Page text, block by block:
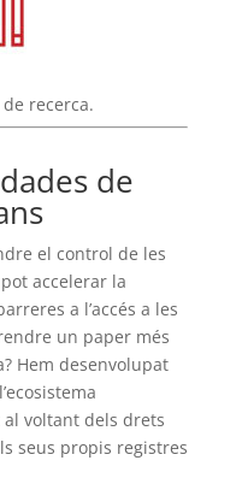
recerca.
de
el control de les
accelerar la
a l’accés a les
un paper més
Hem desenvolupat
al voltant dels drets
seus propis registres